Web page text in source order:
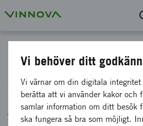
Avfall till värde:
gummiföreningar
formsprutning från
Vi behöver ditt
Vi värnar om din digitala
berätta att vi använder kakor och
samlar information om ditt besök
ska fungera så bra som möjligt.